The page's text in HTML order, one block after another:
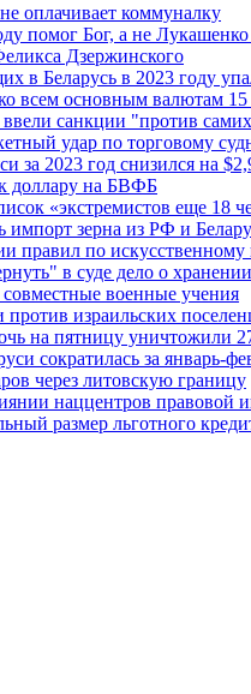
оплачивает коммуналку
помог Бог, а не
Дзержинского
в Беларусь в 2023 году
всем основным валютам
санкции "против
удар по торговому
за 2023 год снизился на
доллару на БВФБ
«экстремистов еще 18
импорт зерна из РФ и
правил по искусственному
в суде дело о
военные учения
израильских
на пятницу уничтожили
сократилась за январь-
через литовскую границу
наццентров правовой
размер льготного